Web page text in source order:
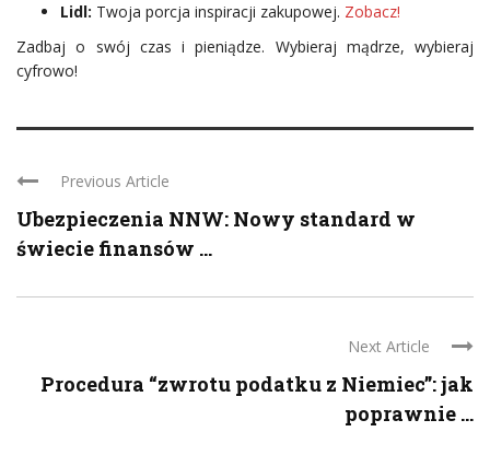
Lidl: Twoja porcja inspiracji zakupowej. Zobacz!
Zadbaj o swój czas i pieniądze. Wybieraj mądrze, wybieraj
cyfrowo!
Previous Article
Ubezpieczenia NNW: Nowy standard w
świecie finansów ...
Next Article
Procedura “zwrotu podatku z Niemiec”: jak
poprawnie ...